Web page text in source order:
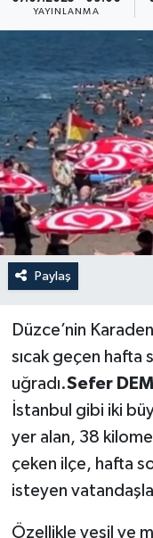
YAYINLANMA
Paylaş
Düzce’nin
sıcak geçen hafta
uğradı.Sefer
İstanbul gibi iki
yer alan, 38
çeken ilçe, hafta
isteyen
Özellikle yeşil ve
Resmi İlan
Sağlık
Siyaset
Spor
Yaşam